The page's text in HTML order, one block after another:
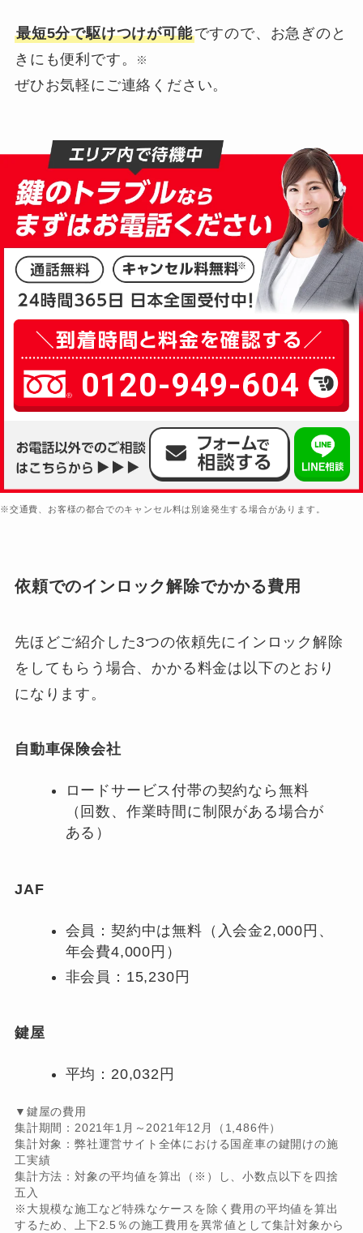
最短5分で駆けつけが可能ですので、お急ぎのと
きにも便利です。
※
ぜひお気軽にご連絡ください。
0120-949-604
※交通費、お客様の都合でのキャンセル料は別途発生する場合があります。
依頼でのインロック解除でかかる費用
先ほどご紹介した3つの依頼先にインロック解除
をしてもらう場合、かかる料金は以下のとおり
になります。
自動車保険会社
ロードサービス付帯の契約なら無料
（回数、作業時間に制限がある場合が
ある）
JAF
会員：契約中は無料（入会金2,000円、
年会費4,000円）
非会員：15,230円
鍵屋
平均：20,032円
▼鍵屋の費用
集計期間：2021年1月～2021年12月（1,486件）
集計対象：弊社運営サイト全体における国産車の鍵開けの施
工実績
集計方法：対象の平均値を算出（※）し、小数点以下を四捨
五入
※大規模な施工など特殊なケースを除く費用の平均値を算出
するため、上下2.5％の施工費用を異常値として集計対象から